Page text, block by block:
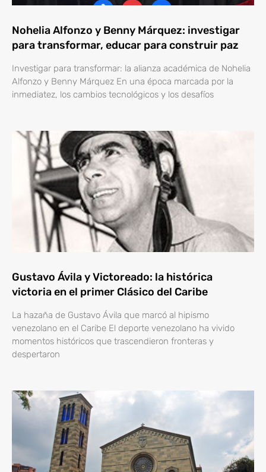
Nohelia Alfonzo y Benny Márquez: investigar
para transformar, educar para construir paz
Investigar para transformar: la alianza académica de Nohelia
Alfonzo y Benny Márquez En una época marcada por la
inmediatez, los cambios tecnológicos y los desafíos
Gustavo Ávila y Victoreado: la histórica
victoria en el primer Clásico del Caribe
La hazaña de Gustavo Ávila que marcó al hipismo
venezolano en el Caribe El deporte venezolano ha vivido
momentos históricos que trascendieron fronteras y
despertaron